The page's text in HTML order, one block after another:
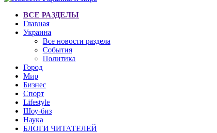
ВСЕ РАЗДЕЛЫ
Главная
Украина
Все новости раздела
События
Политика
Город
Мир
Бизнес
Спорт
Lifestyle
Шоу-биз
Наука
БЛОГИ ЧИТАТЕЛЕЙ